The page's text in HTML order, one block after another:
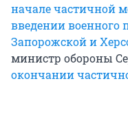
начале частичной
введении военного
Запорожской и
министр обороны
окончании